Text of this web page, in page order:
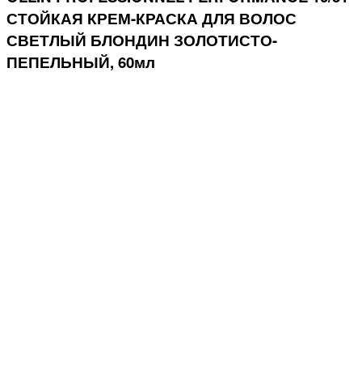
СТОЙКАЯ КРЕМ-КРАСКА ДЛЯ ВОЛОС
СВЕТЛЫЙ БЛОНДИН ЗОЛОТИСТО-
ПЕПЕЛЬНЫЙ, 60мл